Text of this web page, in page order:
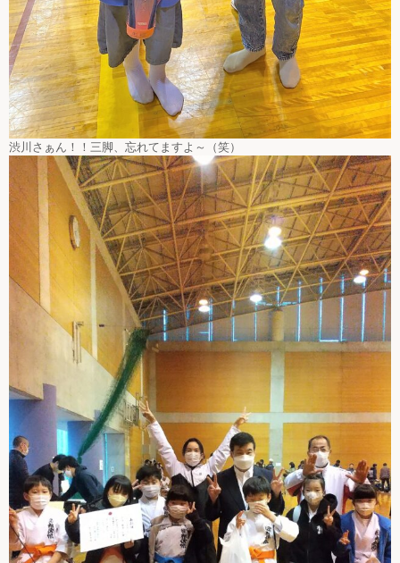
渋川さぁん！！三脚、忘れてますよ～（笑）